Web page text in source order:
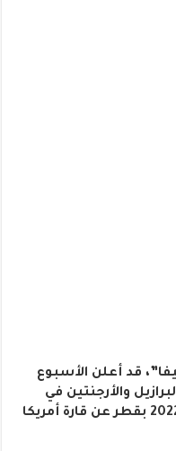
قد أعلن الأسبوع
والأرجنتين في
التصفيات المؤهلة لكأس العالم 2022 بقطر عن قارة أمريكا